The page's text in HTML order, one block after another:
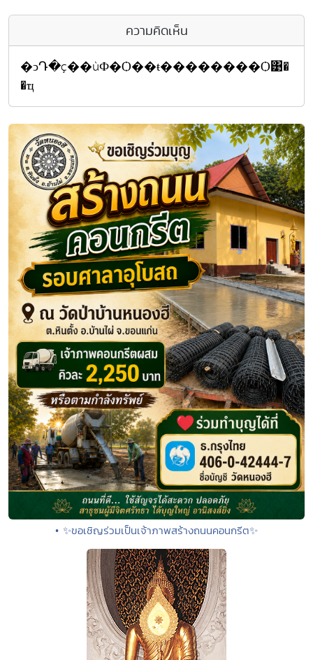
ความคิดเห็น
�ͻԴ�ç��ùФ�Ѻ��ŧ��������Ѻ͹�
�ҵ
• ✨ขอเชิญร่วมเป็นเจ้าภาพสร้างถนนคอนกรีต✨